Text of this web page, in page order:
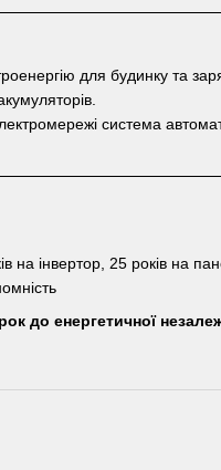
для будинку та
система
на інвертор, 25 років на
до енергетичної